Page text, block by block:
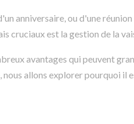
anniversaire, ou d'une
cruciaux est la gestion de la
avantages qui peuvent
allons explorer pourquoi il